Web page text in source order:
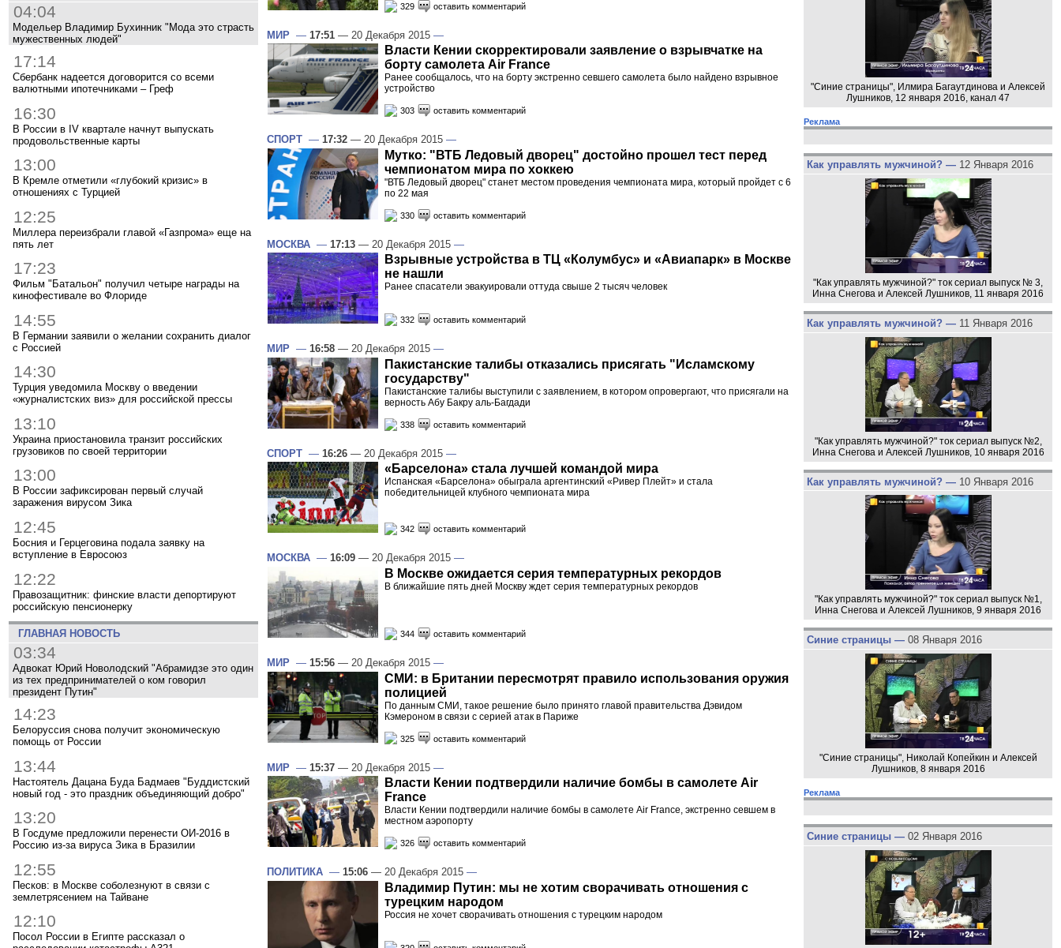
04:04
Модельер Владимир Бухинник "Мода это страсть
мужественных людей"
17:14
Сбербанк надеется договорится со всеми
валютными ипотечниками – Греф
16:30
В России в IV квартале начнут выпускать
продовольственные карты
13:00
В Кремле отметили «глубокий кризис» в
отношениях с Турцией
12:25
Миллера переизбрали главой «Газпрома» еще на
пять лет
17:23
Фильм "Батальон" получил четыре награды на
кинофестивале во Флориде
14:55
В Германии заявили о желании сохранить диалог
с Россией
14:30
Турция уведомила Москву о введении
«журналистских виз» для российской прессы
13:10
Украина приостановила транзит российских
грузовиков по своей территории
13:00
В России зафиксирован первый случай
заражения вирусом Зика
12:45
Босния и Герцеговина подала заявку на
вступление в Евросоюз
12:22
Правозащитник: финские власти депортируют
российскую пенсионерку
ГЛАВНАЯ НОВОСТЬ
03:34
Адвокат Юрий Новолодский "Абрамидзе это один
из тех предпринимателей о ком говорил
президент Путин"
14:23
Белоруссия снова получит экономическую
помощь от России
13:44
Настоятель Дацана Буда Бадмаев "Буддистский
новый год - это праздник объединяющий добро"
13:20
В Госдуме предложили перенести ОИ-2016 в
Россию из-за вируса Зика в Бразилии
12:55
Песков: в Москве соболезнуют в связи с
землетрясением на Тайване
12:10
Посол России в Египте рассказал о
329 оставить комментарий
МИР — 17:51 — 20 Декабря 2015 —
Власти Кении скорректировали заявление о взрывчатке на
борту самолета Air France
Ранее сообщалось, что на борту экстренно севшего самолета было найдено взрывное
устройство
303 оставить комментарий
СПОРТ — 17:32 — 20 Декабря 2015 —
Мутко: "ВТБ Ледовый дворец" достойно прошел тест перед
чемпионатом мира по хоккею
"ВТБ Ледовый дворец" станет местом проведения чемпионата мира, который пройдет с 6
по 22 мая
330 оставить комментарий
МОСКВА — 17:13 — 20 Декабря 2015 —
Взрывные устройства в ТЦ «Колумбус» и «Авиапарк» в Москве
не нашли
Ранее спасатели эвакуировали оттуда свыше 2 тысяч человек
332 оставить комментарий
МИР — 16:58 — 20 Декабря 2015 —
Пакистанские талибы отказались присягать "Исламскому
государству"
Пакистанские талибы выступили с заявлением, в котором опровергают, что присягали на
верность Абу Бакру аль-Багдади
338 оставить комментарий
СПОРТ — 16:26 — 20 Декабря 2015 —
«Барселона» стала лучшей командой мира
Испанская «Барселона» обыграла аргентинский «Ривер Плейт» и стала
победительницей клубного чемпионата мира
342 оставить комментарий
МОСКВА — 16:09 — 20 Декабря 2015 —
В Москве ожидается серия температурных рекордов
В ближайшие пять дней Москву ждет серия температурных рекордов
344 оставить комментарий
МИР — 15:56 — 20 Декабря 2015 —
СМИ: в Британии пересмотрят правило использования оружия
полицией
По данным СМИ, такое решение было принято главой правительства Дэвидом
Кэмероном в связи с серией атак в Париже
325 оставить комментарий
МИР — 15:37 — 20 Декабря 2015 —
Власти Кении подтвердили наличие бомбы в самолете Air
France
Власти Кении подтвердили наличие бомбы в самолете Air France, экстренно севшем в
местном аэропорту
326 оставить комментарий
ПОЛИТИКА — 15:06 — 20 Декабря 2015 —
Владимир Путин: мы не хотим сворачивать отношения с
турецким народом
Россия не хочет сворачивать отношения с турецким народом
"Синие страницы", Илмира Багаутдинова и Алексей
Лушников, 12 января 2016, канал 47
Реклама
Как управлять мужчиной? — 12 Января 2016
"Как управлять мужчиной?" ток сериал выпуск № 3,
Инна Снегова и Алексей Лушников, 11 января 2016
Как управлять мужчиной? — 11 Января 2016
"Как управлять мужчиной?" ток сериал выпуск №2,
Инна Снегова и Алексей Лушников, 10 января 2016
Как управлять мужчиной? — 10 Января 2016
"Как управлять мужчиной?" ток сериал выпуск №1,
Инна Снегова и Алексей Лушников, 9 января 2016
Синие страницы — 08 Января 2016
"Синие страницы", Николай Копейкин и Алексей
Лушников, 8 января 2016
Реклама
Синие страницы — 02 Января 2016